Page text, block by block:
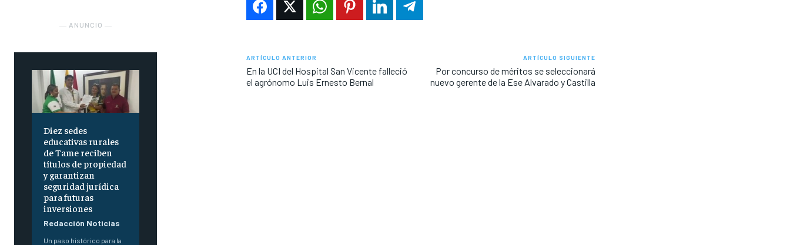
― ANUNCIO ―
Diez sedes
educativas rurales
de Tame reciben
títulos de propiedad
y garantizan
seguridad jurídica
para futuras
inversiones
Redacción Noticias
Un paso histórico para la
ARTÍCULO ANTERIOR
En la UCI del Hospital San Vicente falleció
el agrónomo Luis Ernesto Bernal
ARTÍCULO SIGUIENTE
Por concurso de méritos se seleccionará
nuevo gerente de la Ese Alvarado y Castilla